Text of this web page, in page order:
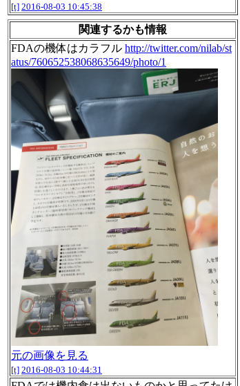
[t] 2016-08-03 10:45:38
関連するかも情報
FDAの機体はカラフル http://twitter.com/nilab/st
atus/760652538068635649/photo/1
元の画像を見る
[t] 2016-08-03 10:44:31